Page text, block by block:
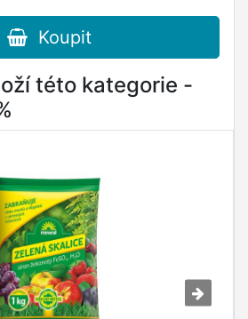
Koupit
této kategorie -